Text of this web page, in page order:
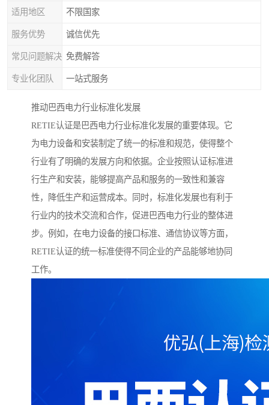
适用地区 不限国家
服务优势 诚信优先
常见问题解决 免费解答
专业化团队 一站式服务
推动巴西电力行业标准化发展
RETIE认证是巴西电力行业标准化发展的重要体现。它
为电力设备和安装制定了统一的标准和规范，使得整个
行业有了明确的发展方向和依据。企业按照认证标准进
行生产和安装，能够提高产品和服务的一致性和兼容
性，降低生产和运营成本。同时，标准化发展也有利于
行业内的技术交流和合作，促进巴西电力行业的整体进
步。例如，在电力设备的接口标准、通信协议等方面，
RETIE认证的统一标准使得不同企业的产品能够地协同
工作。